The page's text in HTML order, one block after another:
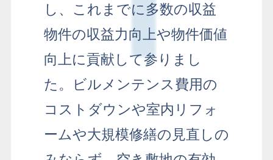
し、 これまでに多数の収益
物件の収益力向上や物件価値
向上に貢献して参りまし
た。
ビルメンテンス費用の
コストダウンや室内リフォ
ームや大規模修繕の見直しの